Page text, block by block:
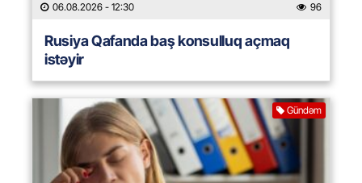
06.08.2026 - 12:30 96
Rusiya Qafanda baş konsulluq açmaq
istəyir
Gündəm